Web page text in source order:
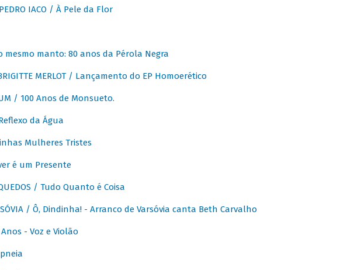
IACO / À Pele da Flor
mesmo manto: 80 anos da Pérola Negra
BRIGITTE MERLOT / Lançamento do EP Homoerético
/ 100 Anos de Monsueto.
da Água
Mulheres Tristes
é um Presente
/ Tudo Quanto é Coisa
/ Ô, Dindinha! - Arranco de Varsóvia canta Beth Carvalho
Anos - Voz e Violão